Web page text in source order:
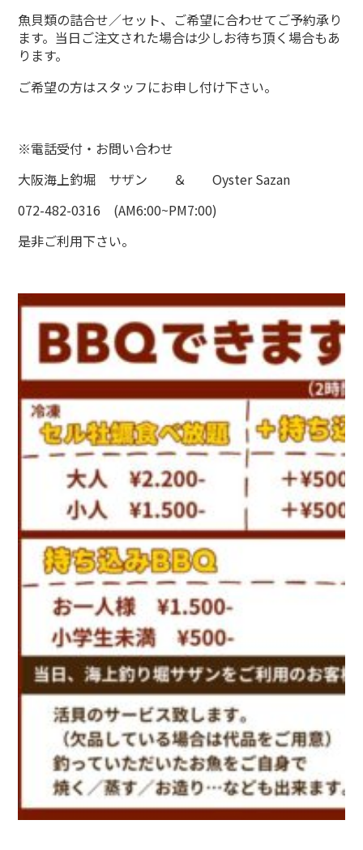
魚貝類の詰合せ／セット、ご希望に合わせてご予約承り
ます。当日ご注文された場合は少しお待ち頂く場合もあ
ります。
ご希望の方はスタッフにお申し付け下さい。
※電話受付・お問い合わせ
大阪海上釣堀 サザン ＆ Oyster Sazan
072-482-0316 (AM6:00~PM7:00)
是非ご利用下さい。